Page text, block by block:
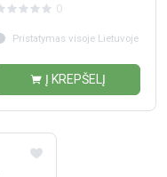
0
Pristatymas visoje Lietuvoje
Į KREPŠELĮ